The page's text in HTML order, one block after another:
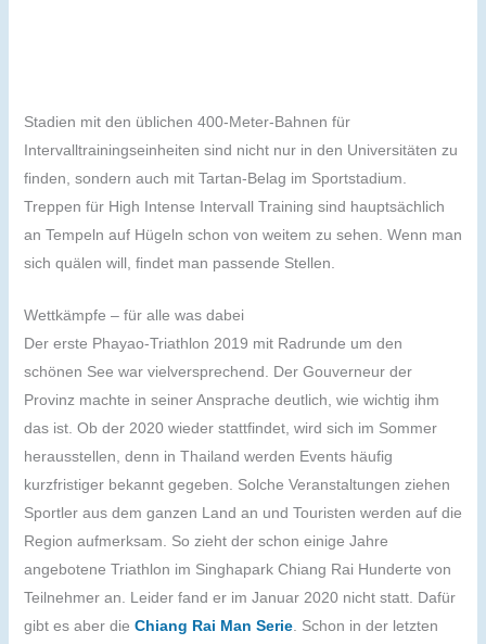
Stadien mit den üblichen 400-Meter-Bahnen für
Intervalltrainingseinheiten sind nicht nur in den Universitäten zu
finden, sondern auch mit Tartan-Belag im Sportstadium.
Treppen für High Intense Intervall Training sind hauptsächlich
an Tempeln auf Hügeln schon von weitem zu sehen. Wenn man
sich quälen will, findet man passende Stellen.
Wettkämpfe – für alle was dabei
Der erste Phayao-Triathlon 2019 mit Radrunde um den
schönen See war vielversprechend. Der Gouverneur der
Provinz machte in seiner Ansprache deutlich, wie wichtig ihm
das ist. Ob der 2020 wieder stattfindet, wird sich im Sommer
herausstellen, denn in Thailand werden Events häufig
kurzfristiger bekannt gegeben. Solche Veranstaltungen ziehen
Sportler aus dem ganzen Land an und Touristen werden auf die
Region aufmerksam. So zieht der schon einige Jahre
angebotene Triathlon im Singhapark Chiang Rai Hunderte von
Teilnehmer an. Leider fand er im Januar 2020 nicht statt. Dafür
gibt es aber die Chiang Rai Man Serie. Schon in der letzten